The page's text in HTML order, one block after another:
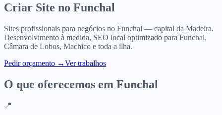
Criar Site no Funchal
Sites profissionais para negócios no Funchal — capital da Madeira.
Desenvolvimento à medida, SEO local optimizado para Funchal,
Câmara de Lobos, Machico e toda a ilha.
Pedir orçamento →Ver trabalhos
O que oferecemos em Funchal
📍